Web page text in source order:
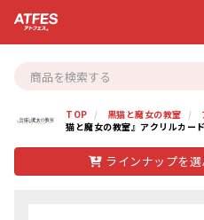
TOP 黒猫と魔女の教室
猫と魔女の教室』アクリルカー
ラインナップを